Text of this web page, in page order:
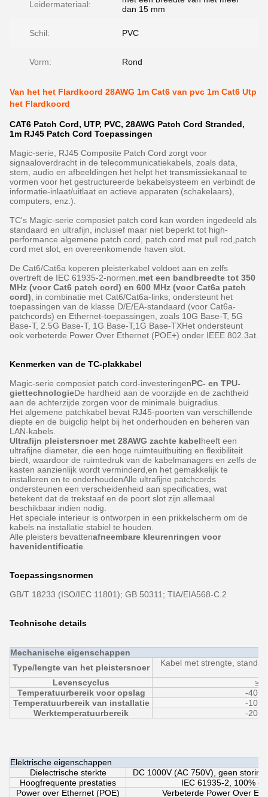
Leidermateriaal:
dan 15 mm
Schil: PVC
Vorm: Rond
Van het het Flardkoord 28AWG 1m Cat6 van pvc 1m Cat6 Utp
het Flardkoord
CAT6 Patch Cord, UTP, PVC, 28AWG Patch Cord Stranded,
1m RJ45 Patch Cord Toepassingen
Magic-serie, RJ45 Composite Patch Cord zorgt voor
signaaloverdracht in de telecommunicatiekabels, zoals data,
stem, audio en afbeeldingen.het helpt het transmissiekanaal te
vormen voor het gestructureerde bekabelsysteem en verbindt de
informatie-inlaat/uitlaat en actieve apparaten (schakelaars),
computers, enz.).
TC's Magic-serie composiet patch cord kan worden ingedeeld als
standaard en ultrafijn, inclusief maar niet beperkt tot high-
performance algemene patch cord, patch cord met pull rod,patch
cord met slot, en overeenkomende haven slot.
De Cat6/Cat6a koperen pleisterkabel voldoet aan en zelfs
overtreft de IEC 61935-2-normen. met een bandbreedte tot 350
MHz (voor Cat6 patch cord) en 600 MHz (voor Cat6a patch
cord) , in combinatie met Cat6/Cat6a-links, ondersteunt het
toepassingen van de klasse D/E/EA-standaard (voor Cat6a-
patchcords) en Ethernet-toepassingen, zoals 10G Base-T, 5G
Base-T, 2.5G Base-T, 1G Base-T,1G Base-TXHet ondersteunt
ook verbeterde Power Over Ethernet (POE+) onder IEEE 802.3at.
Kenmerken van de TC-plakkabel
Magic-serie composiet patch cord-investeringenPC- en TPU-
giettechnologieDe hardheid aan de voorzijde en de zachtheid
aan de achterzijde zorgen voor de minimale buigradius.
Het algemene patchkabel bevat RJ45-poorten van verschillende
diepte en de buigclip helpt bij het onderhouden en beheren van
LAN-kabels.
Ultrafijn pleistersnoer met 28AWG zachte kabelheeft een
ultrafijne diameter, die een hoge ruimteuitbuiting en flexibiliteit
biedt, waardoor de ruimtedruk van de kabelmanagers en zelfs de
kasten aanzienlijk wordt verminderd,en het gemakkelijk te
installeren en te onderhoudenAlle ultrafijne patchcords
ondersteunen een verscheidenheid aan specificaties, wat
betekent dat de trekstaaf en de poort slot zijn allemaal
beschikbaar indien nodig.
Het speciale interieur is ontworpen in een prikkelscherm om de
kabels na installatie stabiel te houden.
Alle pleisters bevattenafneembare kleurenringen voor
havenidentificatie
Toepassingsnormen
GB/T 18233 (ISO/IEC 11801); GB 50311; TIA/EIA568-C.2
Technische details
Mechanische eigenschappen
Type/lengte van het pleistersnoer
Kabel met strengte,
Levenscyclus
≥
Temperatuurbereik voor opslag
-
Temperatuurbereik van installatie
-
Werktemperatuurbereik
-
Elektrische eigenschappen
Dielectrische sterkte
DC 1000V (AC 750V), geen
Hoogfrequente prestaties
IEC 61935-2, 100%
Power over Ethernet (POE)
Verbeterde Power Over